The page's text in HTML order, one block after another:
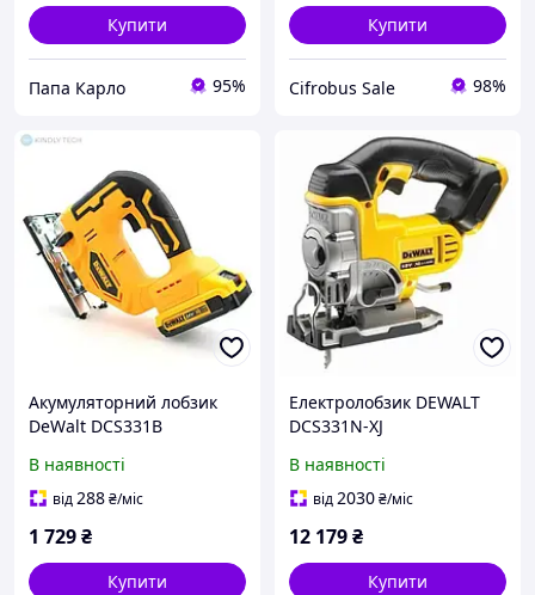
Купити
Папа Карло 95%
Купити
Cifrobus Sale 98%
Акумуляторний лобзик
DeWalt DCS331B
В наявності
від288₴/міс
1 729₴
Купити
Електролобзик DEWALT
DCS331N-XJ
В наявності
від2030₴/міс
12 179₴
Купити